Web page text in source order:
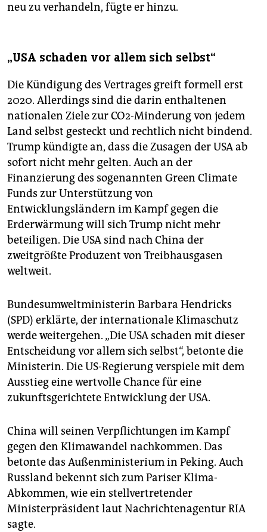
neu zu verhandeln, fügte er hinzu.
„USA schaden vor allem sich selbst“
Die Kündigung des Vertrages greift formell erst
2020. Allerdings sind die darin enthaltenen
nationalen Ziele zur CO2-Minderung von jedem
Land selbst gesteckt und rechtlich nicht bindend.
Trump kündigte an, dass die Zusagen der USA ab
sofort nicht mehr gelten. Auch an der
Finanzierung des sogenannten Green Climate
Funds zur Unterstützung von
Entwicklungsländern im Kampf gegen die
Erderwärmung will sich Trump nicht mehr
beteiligen. Die USA sind nach China der
zweitgrößte Produzent von Treibhausgasen
weltweit.
Bundesumweltministerin Barbara Hendricks
(SPD) erklärte, der internationale Klimaschutz
werde weitergehen. „Die USA schaden mit dieser
Entscheidung vor allem sich selbst“, betonte die
Ministerin. Die US-Regierung verspiele mit dem
Ausstieg eine wertvolle Chance für eine
zukunftsgerichtete Entwicklung der USA.
China will seinen Verpflichtungen im Kampf
gegen den Klimawandel nachkommen. Das
betonte das Außenministerium in Peking. Auch
Russland bekennt sich zum Pariser Klima-
Abkommen, wie ein stellvertretender
Ministerpräsident laut Nachrichtenagentur RIA
sagte.